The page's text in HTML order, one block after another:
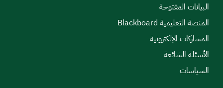
البيانات المفتوحة
المنصة التعليمية Blackboard
المشاركات الإلكترونية
الأسئلة الشائعة
السياسات